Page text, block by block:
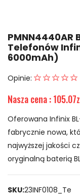
PMNN4440AR
Telefonów
6000mAh)
Opinie:
Nasza cena :
Oferowana Infinix
fabrycznie nowa,
najwyższej jakości
oryginalną baterią
SKU:23INF0108_Te